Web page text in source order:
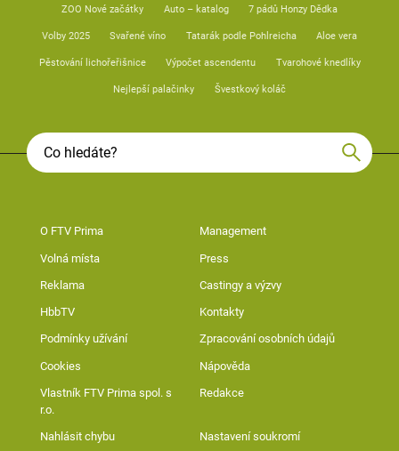
ZOO Nové začátky Auto – katalog 7 pádů Honzy Dědka
Volby 2025 Svařené víno Tatarák podle Pohlreicha Aloe vera
Pěstování lichořeřišnice Výpočet ascendentu Tvarohové knedlíky
Nejlepší palačinky Švestkový koláč
O FTV Prima Management
Volná místa Press
Reklama Castingy a výzvy
HbbTV Kontakty
Podmínky užívání Zpracování osobních údajů
Cookies Nápověda
Vlastník FTV Prima spol. s
r.o.
Redakce
Nahlásit chybu Nastavení soukromí